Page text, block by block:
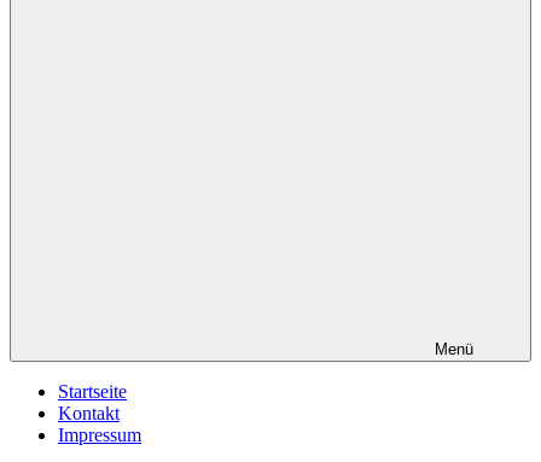
Menü
Startseite
Kontakt
Impressum